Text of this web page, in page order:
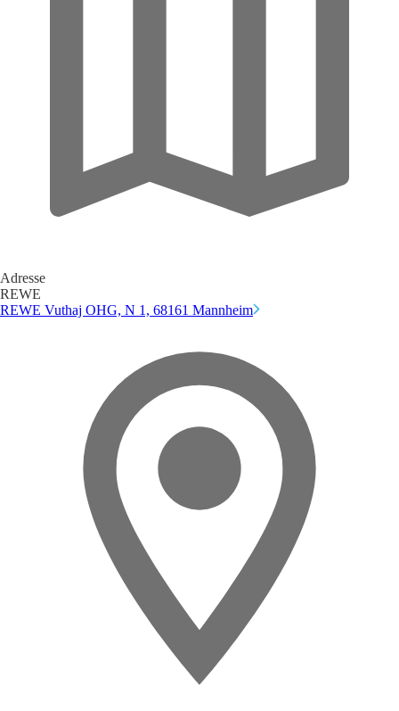
Adresse
REWE
REWE Vuthaj OHG, N 1, 68161 Mannheim